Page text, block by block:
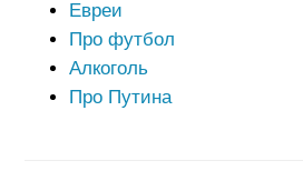
Евреи
Про футбол
Алкоголь
Про Путина